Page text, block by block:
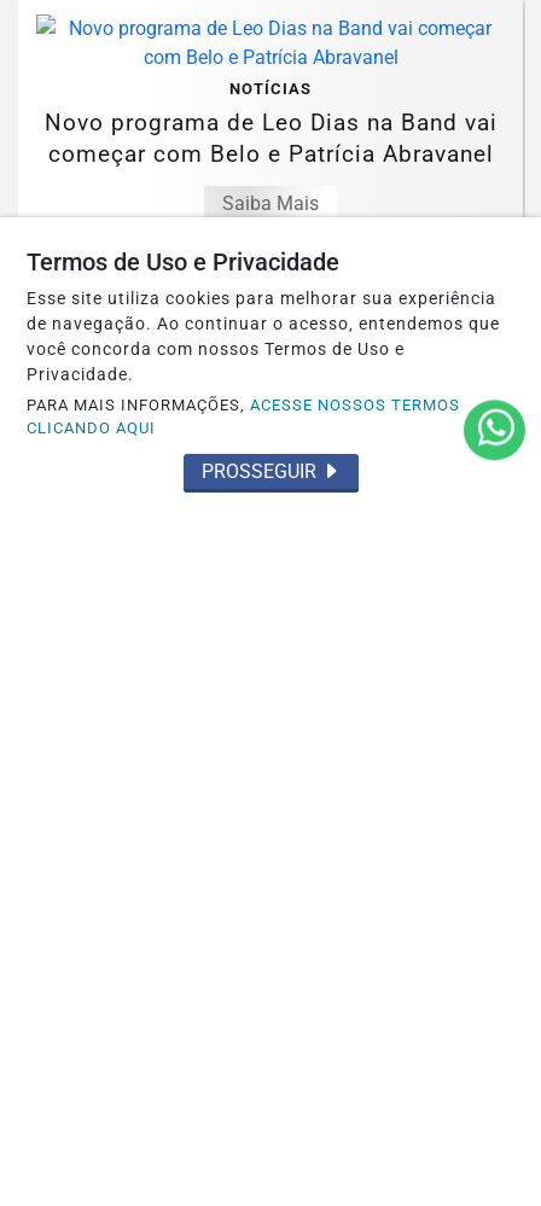
NOTÍCIAS
Novo programa de Leo Dias na Band vai
começar com Belo e Patrícia Abravanel
Saiba Mais
MAIS POSTAGENS
Termos de Uso e Privacidade
Esse site utiliza cookies para melhorar sua experiência
de navegação. Ao continuar o acesso, entendemos que
você concorda com nossos Termos de Uso e
Privacidade.
PARA MAIS INFORMAÇÕES,ACESSE NOSSOS TERMOS
CLICANDO AQUI
PROSSEGUIR